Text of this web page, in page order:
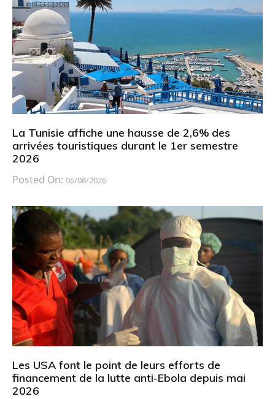
La Tunisie affiche une hausse de 2,6% des
arrivées touristiques durant le 1er semestre
2026
Posted On: 06/08/2026
Les USA font le point de leurs efforts de
financement de la lutte anti-Ebola depuis mai
2026